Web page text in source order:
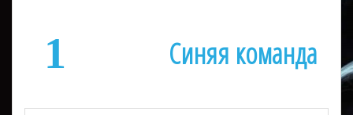
1 Синяя команда